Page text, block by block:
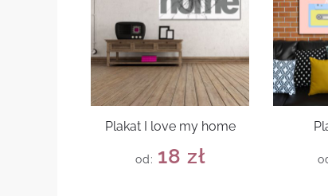
Plakat I love my home
od: 18 zł